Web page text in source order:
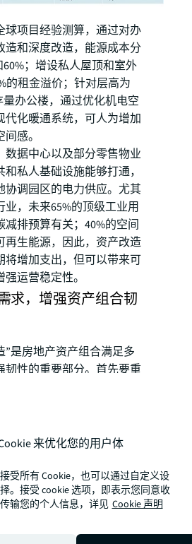
球项目经验测算，通过对办
造和深度改造，能源成本分
；增设私人屋顶和室外
的租金溢价；针对层高为
量办公楼，通过优化机电空
代化暖通系统，可人为增加
感。
数据中心以及部分零售物业
私人基础设施能够打通，
协调园区的电力供应。尤其
业，未来65%的顶级工业用
减排预算有关；40%的空间
再生能源，因此，资产改造
将增加支出，但可以带来可
运营稳定性。
求，增强资产组合韧
”是房地产资产组合满足多
韧性的重要部分。首先要重
类别，再根据未来运营和
别改造措施；激活运营的
韧性以及把控总成本；业
备优势、租金达到预期的
来优化您的用户体
受所有 Cookie，也可以通过自定义设
。接受 cookie 选项，即表示您同意收
输您的个人信息，详见 Cookie 声明